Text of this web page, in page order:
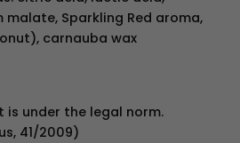
malate, Sparkling Red aroma,
carnauba wax
is under the legal norm.
41/2009)